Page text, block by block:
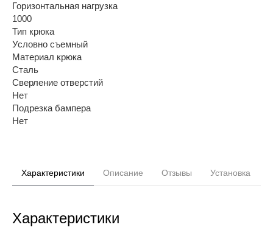
Горизонтальная нагрузка
1000
Тип крюка
Условно съемный
Материал крюка
Сталь
Сверление отверстий
Нет
Подрезка бампера
Нет
Характеристики Описание Отзывы Установка
Характеристики